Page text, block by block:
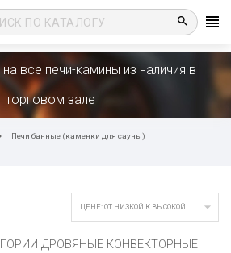
search
на все печи-камины из наличия в
торговом зале
Печи банные (каменки для сауны)
ЦЕНЕ: ОТ НИЗКОЙ К ВЫСОКОЙ 
ДРОВЯНЫЕ КОНВЕКТОРНЫЕ